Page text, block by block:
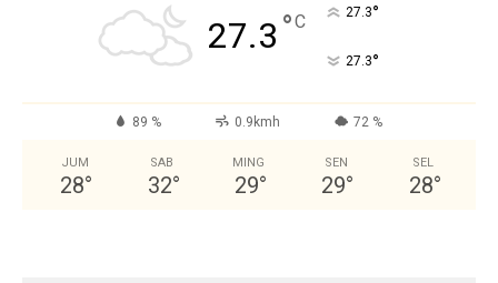
27.3 °C 27.3°
27.3°
89 % 0.9kmh 72 %
JUM
28°
SAB
32°
MING
29°
SEN
29°
SEL
28°